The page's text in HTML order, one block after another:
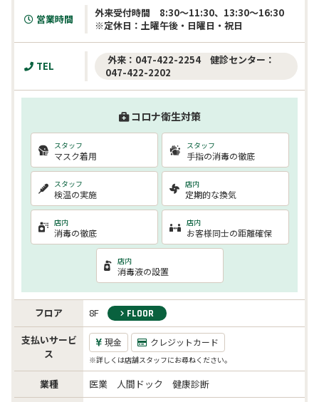
営業時間
外来受付時間　8:30～11:30、13:30～16:30
※定休日：土曜午後・日曜日・祝日
TEL
外来：047-422-2254　健診センター：
047-422-2202
コロナ衛生対策
スタッフ
マスク着用
スタッフ
手指の消毒の徹底
スタッフ
検温の実施
店内
定期的な換気
店内
消毒の徹底
店内
お客様同士の距離確保
店内
消毒液の設置
フロア 8F FLOOR
支払いサービ
ス
現金 クレジットカード
※詳しくは店舗スタッフにお尋ねください。
業種
医業 人間ドック 健康診断